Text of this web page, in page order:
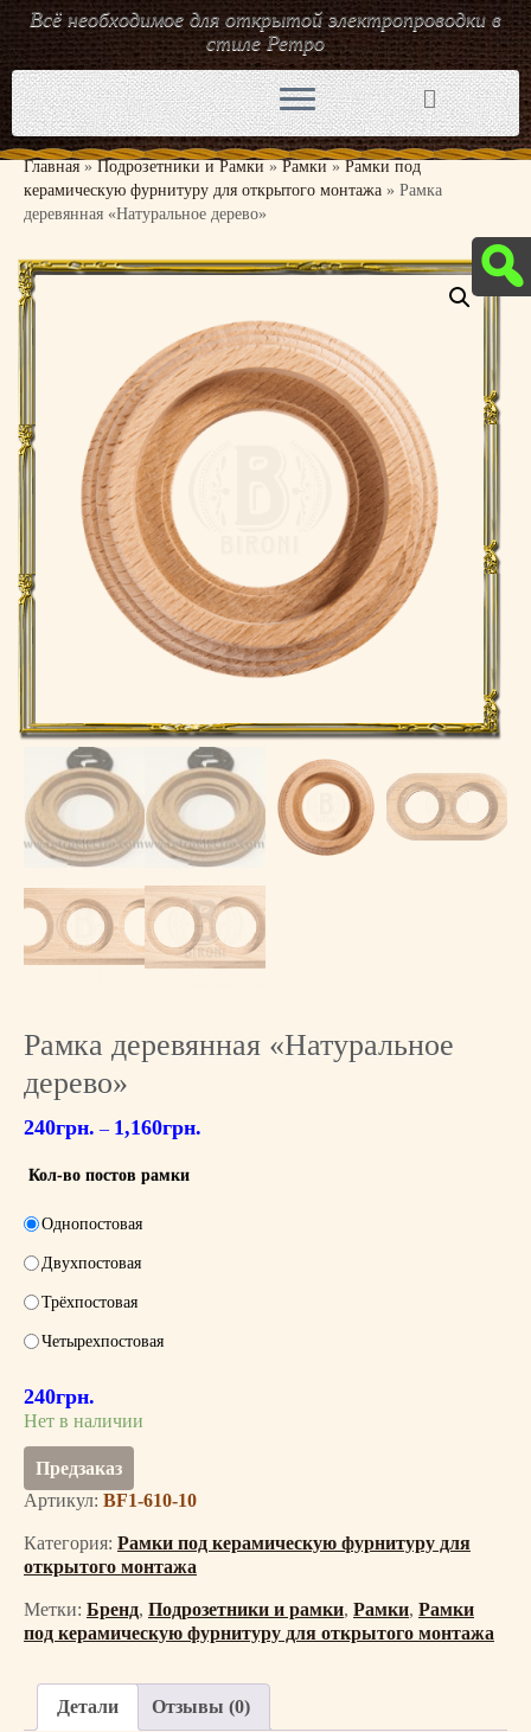
Перейти
к
содержимому
Всё необходимое для открытой электропроводки в
стиле Ретро
Главная » Подрозетники и Рамки » Рамки » Рамки под
керамическую фурнитуру для открытого монтажа » Рамка
деревянная «Натуральное дерево»
Рамка деревянная «Натуральное
дерево»
240грн. – 1,160грн.
Кол-во постов рамки
Однопостовая
Двухпостовая
Трёхпостовая
Четырехпостовая
240грн.
Нет в наличии
Предзаказ
Артикул: BF1-610-10
Категория: Рамки под керамическую фурнитуру для
открытого монтажа
Метки: Бренд, Подрозетники и рамки, Рамки, Рамки
под керамическую фурнитуру для открытого монтажа
Детали Отзывы (0)